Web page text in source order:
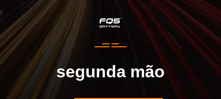
segunda mão